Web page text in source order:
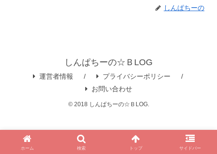
しんぱちーの
しんぱちーの☆ＢLOG
運営者情報
プライバシーポリシー
お問い合わせ
© 2018 しんぱちーの☆ＢLOG.
ホーム 検索 トップ サイドバー